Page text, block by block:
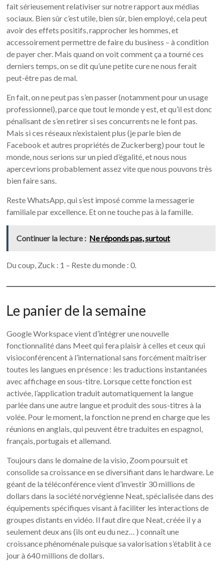
fait sérieusement relativiser sur notre rapport aux médias
sociaux. Bien sûr c’est utile, bien sûr, bien employé, cela peut
avoir des effets positifs, rapprocher les hommes, et
accessoirement permettre de faire du business – à condition
de payer cher. Mais quand on voit comment ça a tourné ces
derniers temps, on se dit qu’une petite cure ne nous ferait
peut-être pas de mal.
En fait, on ne peut pas s’en passer (notamment pour un usage
professionnel), parce que tout le monde y est, et qu’il est donc
pénalisant de s’en retirer si ses concurrents ne le font pas.
Mais si ces réseaux n’existaient plus (je parle bien de
Facebook et autres propriétés de Zuckerberg) pour tout le
monde, nous serions sur un pied d’égalité, et nous nous
apercevrions probablement assez vite que nous pouvons très
bien faire sans.
Reste WhatsApp, qui s’est imposé comme la messagerie
familiale par excellence. Et on ne touche pas à la famille.
Continuer la lecture : Ne réponds pas, surtout
Du coup, Zuck : 1 – Reste du monde : 0.
Le panier de la semaine
Google Workspace vient d’intégrer une nouvelle
fonctionnalité dans Meet qui fera plaisir à celles et ceux qui
visioconférencent à l’international sans forcément maîtriser
toutes les langues en présence : les traductions instantanées
avec affichage en sous-titre. Lorsque cette fonction est
activée, l’application traduit automatiquement la langue
parlée dans une autre langue et produit des sous-titres à la
volée. Pour le moment, la fonction ne prend en charge que les
réunions en anglais, qui peuvent être traduites en espagnol,
français, portugais et allemand.
Toujours dans le domaine de la visio, Zoom poursuit et
consolide sa croissance en se diversifiant dans le hardware. Le
géant de la téléconférence vient d’investir 30 millions de
dollars dans la société norvégienne Neat, spécialisée dans des
équipements spécifiques visant à faciliter les interactions de
groupes distants en vidéo. Il faut dire que Neat, créée il y a
seulement deux ans (ils ont eu du nez… ) connaît une
croissance phénoménale puisque sa valorisation s’établit à ce
jour à 640 millions de dollars.